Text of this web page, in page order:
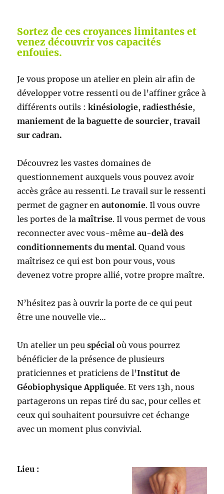
Sortez de ces croyances limitantes et
venez découvrir vos capacités
enfouies.
Je vous propose un atelier en plein air afin de
développer votre ressenti ou de l’affiner grâce à
différents outils :kinésiologie,radiesthésie,
maniement de la baguette de sourcier,travail
sur cadran.
Découvrez les vastes domaines de
questionnement auxquels vous pouvez avoir
accès grâce au ressenti. Le travail sur le ressenti
permet de gagner enautonomie. Il vous ouvre
les portes de lamaîtrise. Il vous permet de vous
reconnecter avec vous-mêmeau-delà des
conditionnements du mental. Quand vous
maîtrisez ce qui est bon pour vous, vous
devenez votre propre allié, votre propre maître.
N’hésitez pas à ouvrir la porte de ce qui peut
être une nouvelle vie…
Un atelier un peuspécial où vous pourrez
bénéficier de la présence de plusieurs
praticiennes et praticiens de l’Institut de
Géobiophysique Appliquée. Et vers 13h, nous
partagerons un repas tiré du sac, pour celles et
ceux qui souhaitent poursuivre cet échange
avec un moment plus convivial.
Lieu :